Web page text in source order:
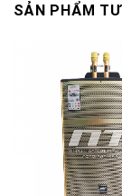
SẢN PHẨM